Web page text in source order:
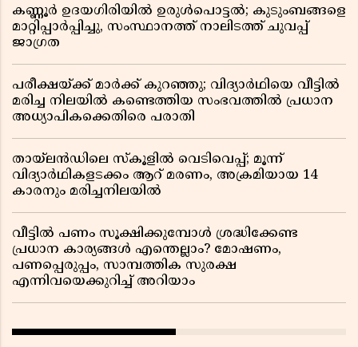
കണ്ണൂർ ഉദയഗിരിയിൽ ഉരുൾപൊട്ടൽ; കുടുംബങ്ങളെ
മാറ്റിപ്പാർപ്പിച്ചു, സംസ്ഥാനത്ത് നാലിടത്ത് ചുവപ്പ്
ജാഗ്രത
പരീക്ഷയ്ക്ക് മാർക്ക് കുറഞ്ഞു; വിദ്യാർഥിയെ വീട്ടിൽ
മരിച്ച നിലയിൽ കണ്ടെത്തിയ സംഭവത്തിൽ പ്രധാന
അധ്യാപികക്കെതിരെ പരാതി
തായ്‌ലൻഡിലെ സ്‌കൂളിൽ വെടിവെപ്പ്; മൂന്ന്
വിദ്യാർഥികളടക്കം ആറ് മരണം, അക്രമിയായ 14
കാരനും മരിച്ചനിലയിൽ
വീട്ടിൽ പണം സൂക്ഷിക്കുമ്പോൾ ശ്രദ്ധിക്കേണ്ട
പ്രധാന കാര്യങ്ങൾ എന്തെല്ലാം? മോഷണം,
പണപ്പെരുപ്പം, സാമ്പത്തിക സുരക്ഷ
എന്നിവയെക്കുറിച്ച് അറിയാം